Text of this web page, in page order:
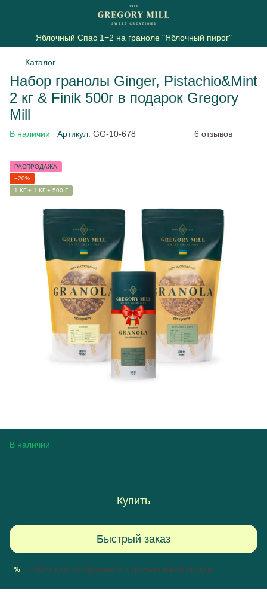
Яблочный Спас 1=2 на граноле "Яблочный пирог"
Каталог
Набор гранолы Ginger, Pistachio&Mint
2 кг & Finik 500г в подарок Gregory
Mill
В наличии Артикул: GG-10-678 6 отзывов
РАСПРОДАЖА
−20%
1 КГ + 1 КГ + 500 Г
В наличии
Купить
Быстрый заказ
% Войти для отображения накопительной скидки